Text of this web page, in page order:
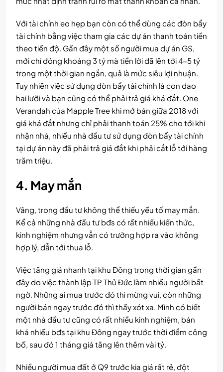
Với tài chính eo hẹp bạn còn có thể dùng các đòn bẩy
tài chính bằng việc tham gia các dự án thanh toán tiền
theo tiến độ. Gần đây một số người mua dự án GS,
mới chỉ đóng khoảng 3 tỷ mà tiền lời đã lên tới 4-5 tỷ
trong một thời gian ngắn, quả là mức siêu lợi nhuận.
Tuy nhiên việc sử dụng đòn bẩy tài chính là con dao
hai lưỡi và bạn cũng có thể phải trả giá khá đắt. One
Verandah của Mapple Tree khi mở bán giữa 2018 với
giá khá đắt nhưng chỉ phải thanh toán 25% cho tới khi
nhận nhà, nhiều nhà đầu tư sử dụng đòn bẩy tài chính
tại dự án này đã phải trả giá đắt khi phải cắt lỗ tới hàng
trăm triệu.
4. May mắn
Vâng, trong đầu tư không thể thiếu yếu tố may mắn.
Kể cả những nhà đầu tư bđs có rất nhiều kiến thức,
kinh nghiệm nhưng vẫn có trường hợp ra vào không
hợp lý, dẫn tới thua lỗ.
Việc tăng giá nhanh tại khu Đông trong thời gian gần
đây do việc thành lập TP Thủ Đức làm nhiều người bất
ngờ. Những ai mua trước đó thì mừng vui, còn những
người bán ngay trước đó thì thấy xót xa. Mình có biết
một nhà đầu tư cũng có rất nhiều kinh nghiệm, bán
khá nhiều bđs tại khu Đông ngay trước thời điểm công
bố, sau đó 1 tháng giá tăng lên thêm vài tỷ.
Nhiều người mua đất ở Q9 trước kia giá rất rẻ, đột